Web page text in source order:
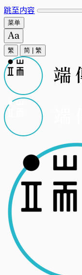
跳至内容
菜单
繁 简 繁